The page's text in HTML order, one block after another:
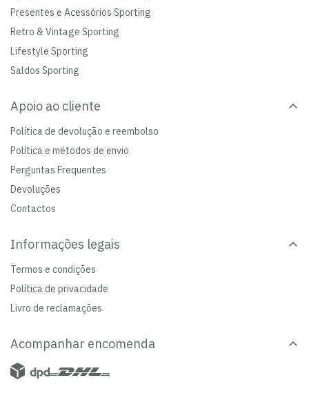
Presentes e Acessórios Sporting
Retro & Vintage Sporting
Lifestyle Sporting
Saldos Sporting
Apoio ao cliente
Política de devolução e reembolso
Política e métodos de envio
Perguntas Frequentes
Devoluções
Contactos
Informações legais
Termos e condições
Política de privacidade
Livro de reclamações
Acompanhar encomenda